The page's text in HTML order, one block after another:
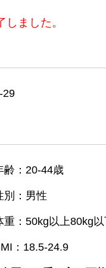
ました。
29
齢：20-44歳
別：男性
重：50kg以上80kg
：18.5-24.9